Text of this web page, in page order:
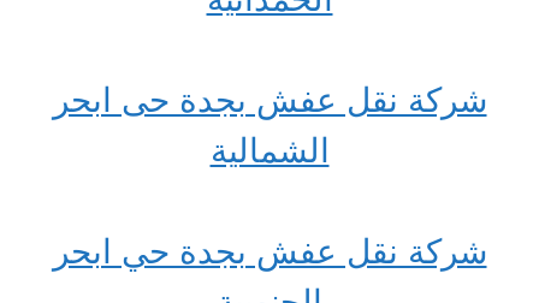
شركة نقل عفش بجدة حى ابحر
الشمالية
شركة نقل عفش بجدة حي ابحر